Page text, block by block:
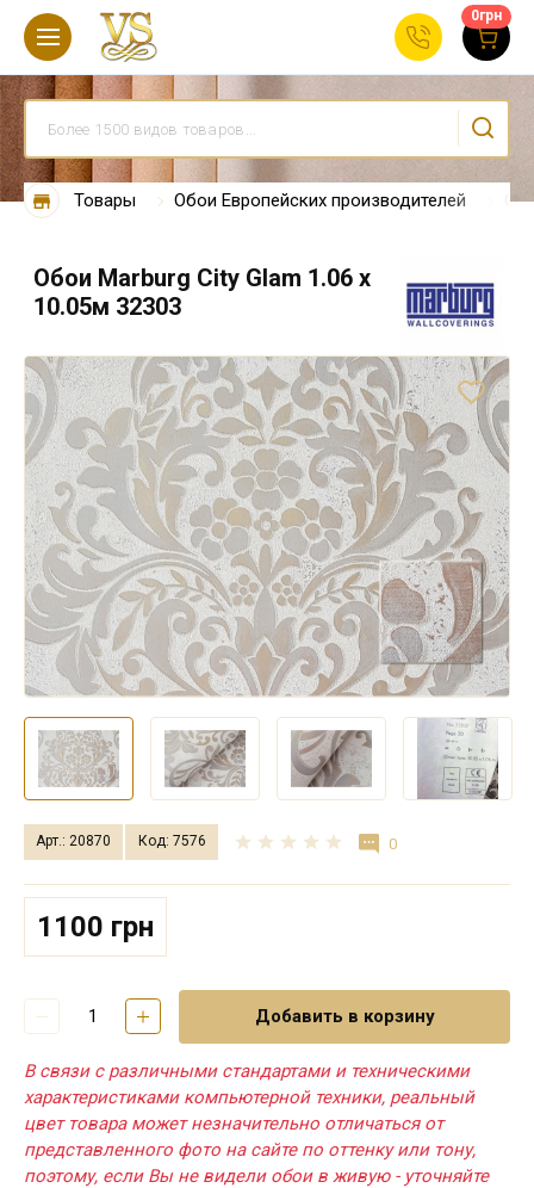
0грн
Товары Обои Европейских производителей
Обои Marburg City Glam 1.06 х
10.05м 32303
Арт.: 20870 Код: 7576 0
1100 грн
Добавить в корзину
В связи с различными стандартами и техническими
характеристиками компьютерной техники, реальный
цвет товара может незначительно отличаться от
представленного фото на сайте по оттенку или тону,
поэтому, если Вы не видели обои в живую - уточняйте